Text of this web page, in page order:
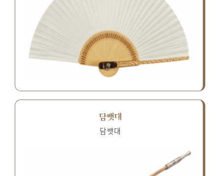
담뱃대
담뱃대